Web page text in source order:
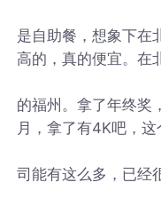
是自助餐，想象下在
高的，真的便宜。在
的福州。拿了年终奖
月，拿了有4K吧，
司能有这么多，已经